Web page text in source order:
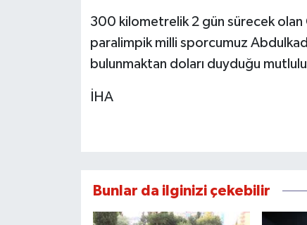
300 kilometrelik 2 gün sürecek
paralimpik milli sporcumuz
bulunmaktan doları duyduğu
İHA
Bunlar da ilginizi çekebilir